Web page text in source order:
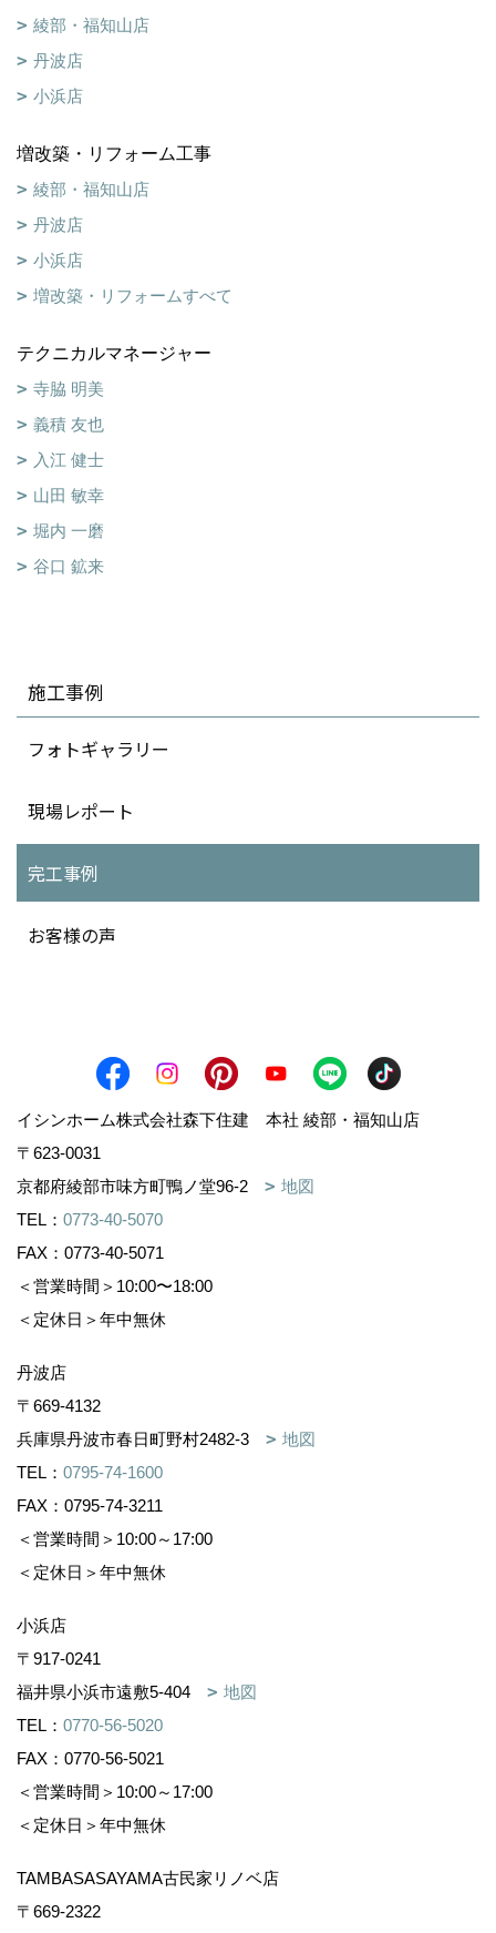
綾部・福知山店
丹波店
小浜店
増改築・リフォーム工事
綾部・福知山店
丹波店
小浜店
増改築・リフォームすべて
テクニカルマネージャー
寺脇 明美
義積 友也
入江 健士
山田 敏幸
堀内 一磨
谷口 鉱来
施工事例
フォトギャラリー
現場レポート
完工事例
お客様の声
イシンホーム株式会社森下住建 本社 綾部・福知山店
〒623-0031
京都府綾部市味方町鴨ノ堂96-2
地図
TEL： 0773-40-5070
FAX：0773-40-5071
＜営業時間＞10:00〜18:00
＜定休日＞年中無休
丹波店
〒669-4132
兵庫県丹波市春日町野村2482-3
地図
TEL： 0795-74-1600
FAX：0795-74-3211
＜営業時間＞10:00～17:00
＜定休日＞年中無休
小浜店
〒917-0241
福井県小浜市遠敷5-404
地図
TEL： 0770-56-5020
FAX：0770-56-5021
＜営業時間＞10:00～17:00
＜定休日＞年中無休
TAMBASASAYAMA古民家リノベ店
〒669-2322